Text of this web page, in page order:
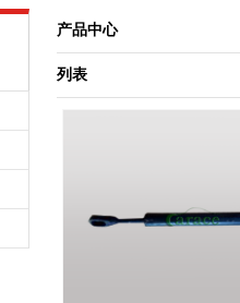
产品中心
列表